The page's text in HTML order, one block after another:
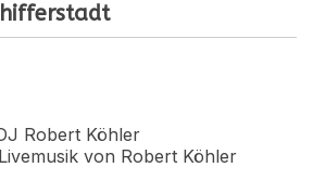
Robert Köhler
von Robert Köhler